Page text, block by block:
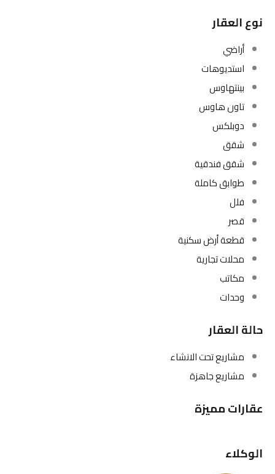
نوع العقار
أراضي
استديوهات
بينتهاوس
تاون هاوس
دوبلكس
شقق
شقق فندقية
طوابق كاملة
فلل
قصر
قطعة أرض سكنية
محلات تجارية
مكاتب
وحدات
حالة العقار
مشاريع تحت الانشاء
مشاريع جاهزة
عقارات مميزة
الوكلاء